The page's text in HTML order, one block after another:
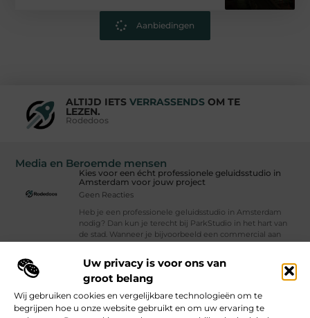
Uw privacy is voor ons van
groot belang
Wij gebruiken cookies en vergelijkbare technologieën om te
begrijpen hoe u onze website gebruikt en om uw ervaring te
Aanbiedingen
ALTIJD IETS VERRASSENDSOM TE
LEZEN.
Rodedoos
Media en Beroemde mensen
Kies voor een écht professionele geluidsstudio in
Amsterdam voor jouw project
Geen Reacties
Heb je een professionele geluidsstudio in Amsterdam
nodig? Dan kun je terecht bij ParkStudio in het hart van
de stad. Wanneer je bijvoorbeeld een commercial aan
het ontwikkelen, een app
Vind Ons Hier :